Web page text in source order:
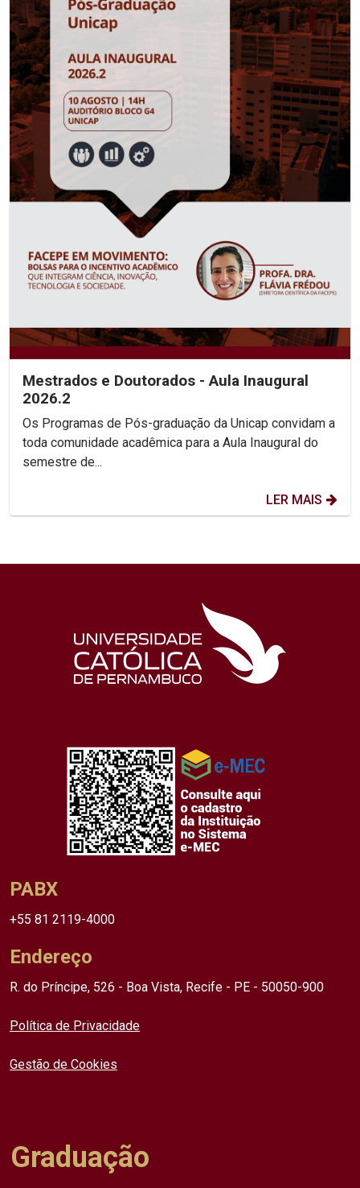
Mestrados e Doutorados - Aula Inaugural
2026.2
Os Programas de Pós-graduação da Unicap convidam a
toda comunidade acadêmica para a Aula Inaugural do
semestre de...
LER MAIS
PABX
+55 81 2119-4000
Endereço
R. do Príncipe, 526 - Boa Vista, Recife - PE - 50050-900
Política de Privacidade
Gestão de Cookies
Graduação